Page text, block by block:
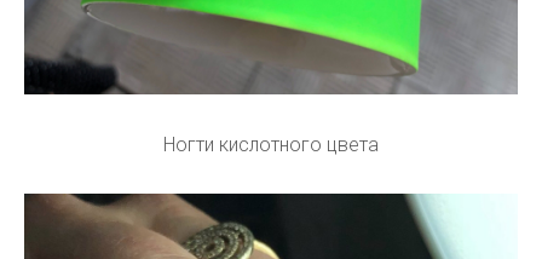
Ногти кислотного цвета